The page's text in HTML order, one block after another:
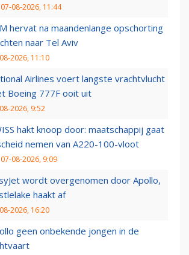
07-08-2026, 11:44
hervat na maandenlange opschorting
naar Tel Aviv
2026, 11:10
Airlines voert langste vrachtvlucht
Boeing 777F ooit uit
2026, 9:52
hakt knoop door: maatschappij gaat
nemen van A220-100-vloot
07-08-2026, 9:09
wordt overgenomen door Apollo,
haakt af
2026, 16:20
geen onbekende jongen in de